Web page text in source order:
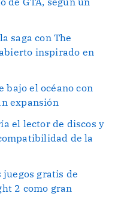
saga con The
inspirado en
bajo el océano con
expansión
el lector de discos y
de la
gratis de
2 como gran